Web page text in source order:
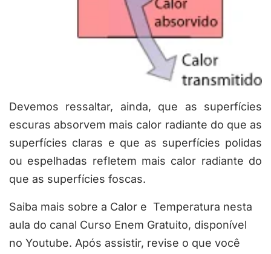
Devemos ressaltar, ainda, que as superfícies
escuras absorvem mais calor radiante do que as
superfícies claras e que as superfícies polidas
ou espelhadas refletem mais calor radiante do
que as superfícies foscas.
Saiba mais sobre a Calor e Temperatura nesta
aula do canal Curso Enem Gratuito, disponível
no Youtube. Após assistir, revise o que você